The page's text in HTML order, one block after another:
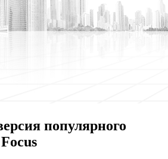
популярного